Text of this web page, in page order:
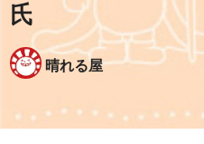
氏
晴れる屋